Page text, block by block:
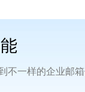
不一样的企业邮